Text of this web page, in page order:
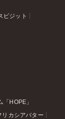
ビジット
HOPE」
リカシアバター